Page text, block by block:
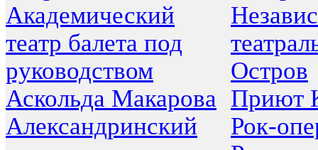
Академический
театр балета под
руководством
Аскольда Макарова
Александринский
Остров
Приют
Рок-